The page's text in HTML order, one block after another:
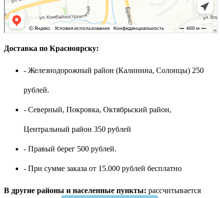
Доставка по Красноярску:
- Железнодорожный район (Калинина, Солонцы) 250
рублей.
- Северный, Покровка, Октябрьский район,
Центральный район 350 рублей
- Правый берег 500 рублей.
- При сумме заказа от 15.000 рублей бесплатно
В другие районы и населенные пункты: рассчитывается